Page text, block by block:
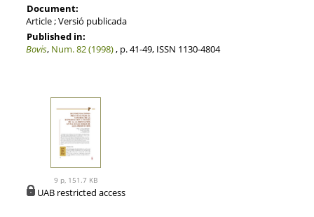
Document:
Article ; Versió publicada
Published in:
Bovis, Num. 82 (1998), p. 41-49, ISSN 1130-4804
9 p, 151.7 KB
UAB restricted access